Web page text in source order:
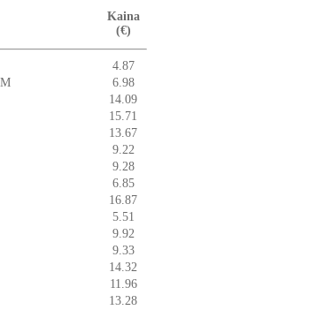
Kaina
(€)
4.87
6.98
14.09
15.71
13.67
9.22
9.28
6.85
16.87
5.51
9.92
9.33
14.32
11.96
13.28